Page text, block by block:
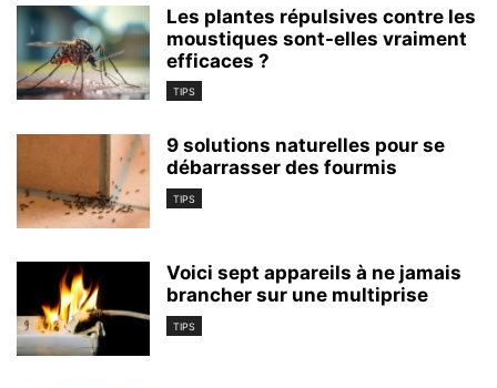
Les plantes répulsives contre les
moustiques sont-elles vraiment
efficaces ?
TIPS
9 solutions naturelles pour se
débarrasser des fourmis
TIPS
Voici sept appareils à ne jamais
brancher sur une multiprise
TIPS